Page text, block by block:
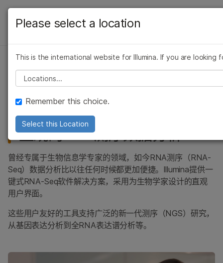
学习
公司
推荐内容链接
RNA测序数据分析
为生物学家设计的便捷、用户友好的RNA测序软件工具
直观的RNA测序数据分析
曾经专属于生物信息学专家的领域，如今RNA测序（RNA-
Seq）数据分析比以往任何时候都更加便捷。Illumina提供一
键式RNA-Seq软件解决方案，采用为生物学家设计的直观
用户界面。
这些用户友好的工具支持广泛的新一代测序（NGS）研究，
从基因表达分析到全RNA表达谱分析等。
Please select a location
This is the international website for Illumina. If you are
Please select a location
Remember this choice.
Select this Location